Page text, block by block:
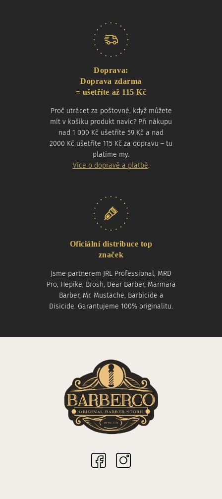
Doprava:
Doprava zdarma
= ušetříte až 115 Kč
Proč utrácet za poštovné, když můžete
mít v košíku produkt navíc? Při nákupu
nad 1 000 Kč ušetříte 59 Kč a nad
2000 Kč ušetříte 115 Kč za dopravu – tu
platíme my.
Více o dopravě a platbě.
Oficiální distribuce top
značek
Jsme partnerem JRL Professional, MRD
Pro, Hepike, Brosh, Dear Barber, Marmara
Barber, Mr. Mustache, Barbicide a
Disicide. Garantujeme 100% originalitu.